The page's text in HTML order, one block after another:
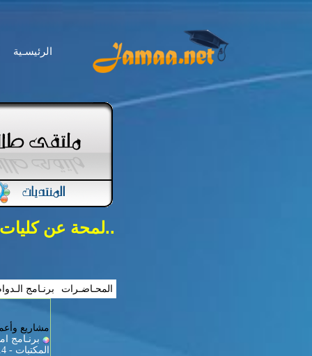
الرئيسـية
..لمحة عن
المحـاضـرات برنـامج
مشاريع
برنـامج
المكتبات - 2013/2014